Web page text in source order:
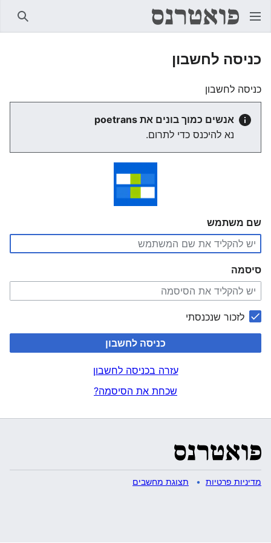
כניסה לחשבון
כניסה לחשבון
אנשים כמוך בונים את poetrans
נא להיכנס כדי לתרום.
שם משתמש
סיסמה
לזכור שנכנסתי
כניסה לחשבון
עזרה בכניסה לחשבון
שכחת את הסיסמה?
מדיניות פרטיות תצוגת מחשבים